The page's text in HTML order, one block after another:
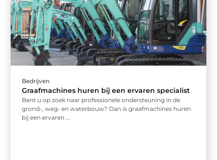
Bedrijven
Graafmachines huren bij een ervaren specialist
Bent u op zoek naar professionele ondersteuning in de
grond-, weg- en waterbouw? Dan is graafmachines huren
bij een ervaren ...